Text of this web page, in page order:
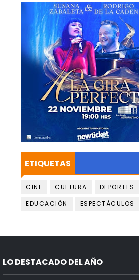
ETIQUETAS
CINE CULTURA
DEPORTES
EDUCACIÓN
ESPECTÁCULOS
LO DESTACADO DEL AÑO